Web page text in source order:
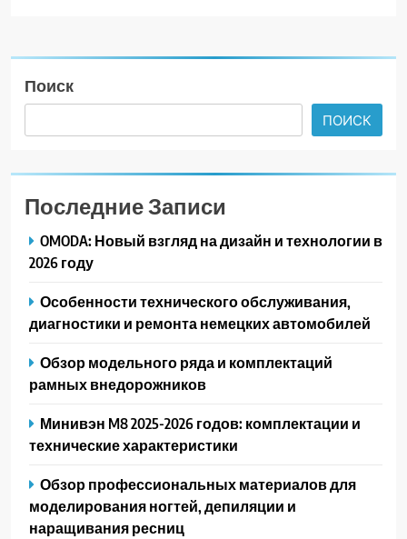
Поиск
ПОИСК
Последние Записи
OMODA: Новый взгляд на дизайн и технологии в
2026 году
Особенности технического обслуживания,
диагностики и ремонта немецких автомобилей
Обзор модельного ряда и комплектаций
рамных внедорожников
Минивэн M8 2025-2026 годов: комплектации и
технические характеристики
Обзор профессиональных материалов для
моделирования ногтей, депиляции и
наращивания ресниц